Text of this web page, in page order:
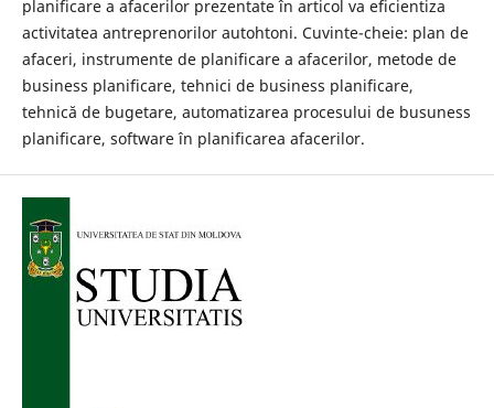
planificare a afacerilor prezentate în articol va eficientiza
activitatea antreprenorilor autohtoni. Cuvinte-cheie: plan de
afaceri, instrumente de planificare a afacerilor, metode de
business planificare, tehnici de business planificare,
tehnică de bugetare, automatizarea procesului de busuness
planificare, software în planificarea afacerilor.